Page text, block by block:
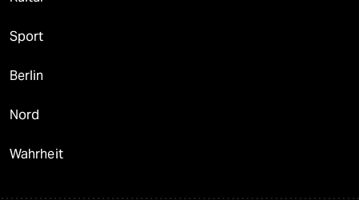
Sport
Berlin
Nord
Wahrheit